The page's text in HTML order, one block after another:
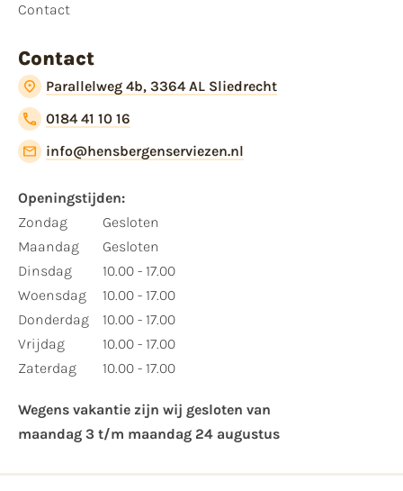
Contact
Contact
Parallelweg 4b, 3364 AL Sliedrecht
0184 41 10 16
info@hensbergenserviezen.nl
Openingstijden:​
​Zondag
Maandag
Dinsdag
Woensdag
Donderdag
Vrijdag
Zaterdag
Gesloten
Gesloten
10.00 - 17.00
10.00 - 17.00
10.00 - 17.00
10.00 - 17.00
10.00 - 17.00
Wegens vakantie zijn wij gesloten van ​
maandag 3 t/m maandag 24 augustus